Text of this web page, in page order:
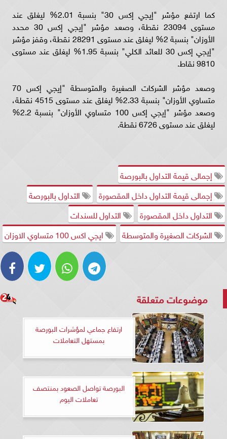
كما ارتفع مؤشر "إيجي إكس 30" بنسبة 2.01% ليغلق عند
مستوى 23094 نقطة، وصعد مؤشر "إيجي إكس 30 محدد
الأوزان" بنسبة 2% ليغلق عند مستوى 28291 نقطة، وقفز مؤشر
"إيجي إكس 30 للعائد الكلي" بنسبة 1.95% ليغلق عند مستوى
9810 نقاط.
وصعد مؤشر الشركات الصغيرة والمتوسطة "إيجي إكس 70
متساوي الأوزان" بنسبة 2.33% ليغلق عند مستوى 4515 نقطة،
وصعد مؤشر "إيجي إكس 100 متساوي الأوزان" بنسبة 2.2%
ليغلق عند مستوى 6726 نقطة.
إجمالى قيمة التداول بالبورصة
إجمالى قيمة التداول داخل المقصورة
التداول بالبورصة
التداول داخل المقصورة
التداول للسندات
الشركات الصغيرة والمتوسطة
ايجي اكس 100 متساوي الاوزان
موضوعات متعلقة
ارتفاع جماعي لمؤشرات البورصة
بمستهل التعاملات
البورصة تواصل الصعود بمنتصف
تعاملات اليوم